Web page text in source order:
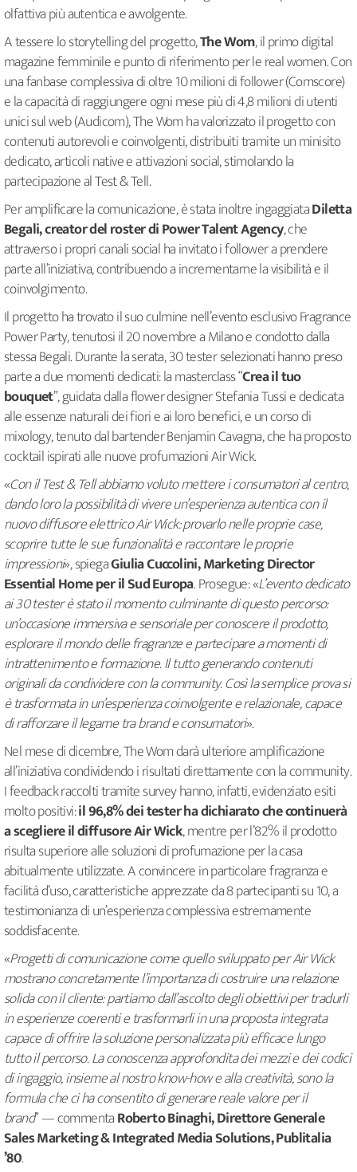
olfattiva più autentica e avvolgente.
A tessere lo storytelling del progetto,The Wom, il primo digital
magazine femminile e punto di riferimento per le real women. Con
una fanbase complessiva di oltre 10 milioni di follower (Comscore)
e la capacità di raggiungere ogni mese più di 4,8 milioni di utenti
unici sul web (Audicom), The Wom ha valorizzato il progetto con
contenuti autorevoli e coinvolgenti, distribuiti tramite un minisito
dedicato, articoli native e attivazioni social, stimolando la
partecipazione al Test & Tell.
Per amplificare la comunicazione, è stata inoltre ingaggiataDiletta
Begali, creator del roster di Power Talent Agency, che
attraverso i propri canali social ha invitato i follower a prendere
parte all’iniziativa, contribuendo a incrementarne la visibilità e il
coinvolgimento.
Il progetto ha trovato il suo culmine nell’evento esclusivo Fragrance
Power Party, tenutosi il 20 novembre a Milano e condotto dalla
stessa Begali. Durante la serata, 30 tester selezionati hanno preso
parte a due momenti dedicati: la masterclass “Crea il tuo
bouquet”, guidata dalla flower designer Stefania Tussi e dedicata
alle essenze naturali dei fiori e ai loro benefici, e un corso di
mixology, tenuto dal bartender Benjamin Cavagna, che ha proposto
cocktail ispirati alle nuove profumazioni Air Wick.
«Con il Test & Tell abbiamo voluto mettere i consumatori al centro,
dando loro la possibilità di vivere un’esperienza autentica con il
nuovo diffusore elettrico Air Wick: provarlo nelle proprie case,
scoprire tutte le sue funzionalità e raccontare le proprie
impressioni», spiegaGiulia Cuccolini, Marketing Director
Essential Home per il Sud Europa. Prosegue: «L’evento dedicato
ai 30 tester è stato il momento culminante di questo percorso:
un’occasione immersiva e sensoriale per conoscere il prodotto,
esplorare il mondo delle fragranze e partecipare a momenti di
intrattenimento e formazione. Il tutto generando contenuti
originali da condividere con la community. Così la semplice prova si
è trasformata in un’esperienza coinvolgente e relazionale, capace
di rafforzare il legame tra brand e consumatori».
Nel mese di dicembre, The Wom darà ulteriore amplificazione
all’iniziativa condividendo i risultati direttamente con la community.
I feedback raccolti tramite survey hanno, infatti, evidenziato esiti
molto positivi:il 96,8% dei tester ha dichiarato che continuerà
a scegliere il diffusore Air Wick, mentre per l’82% il prodotto
risulta superiore alle soluzioni di profumazione per la casa
abitualmente utilizzate. A convincere in particolare fragranza e
facilità d’uso, caratteristiche apprezzate da 8 partecipanti su 10, a
testimonianza di un’esperienza complessiva estremamente
soddisfacente.
«Progetti di comunicazione come quello sviluppato per Air Wick
mostrano concretamente l’importanza di costruire una relazione
solida con il cliente: partiamo dall’ascolto degli obiettivi per tradurli
in esperienze coerenti e trasformarli in una proposta integrata
capace di offrire la soluzione personalizzata più efficace lungo
tutto il percorso. La conoscenza approfondita dei mezzi e dei codici
di ingaggio, insieme al nostro know-how e alla creatività, sono la
formula che ci ha consentito di generare reale valore per il
brand”— commentaRoberto Binaghi, Direttore Generale
Sales Marketing & Integrated Media Solutions, Publitalia
’80.